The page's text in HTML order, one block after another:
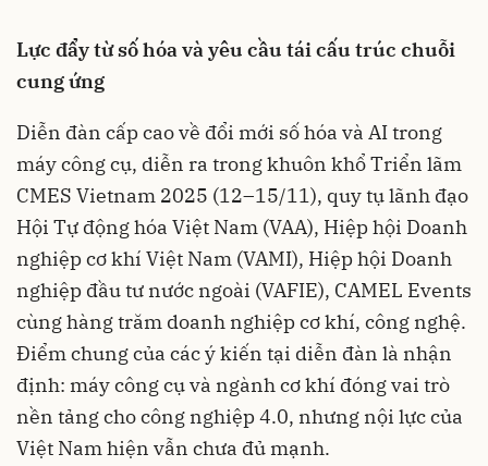
Lực đẩy từ số hóa và yêu cầu tái cấu trúc chuỗi
cung ứng
Diễn đàn cấp cao về đổi mới số hóa và AI trong
máy công cụ, diễn ra trong khuôn khổ Triển lãm
CMES Vietnam 2025 (12–15/11), quy tụ lãnh đạo
Hội Tự động hóa Việt Nam (VAA), Hiệp hội Doanh
nghiệp cơ khí Việt Nam (VAMI), Hiệp hội Doanh
nghiệp đầu tư nước ngoài (VAFIE), CAMEL Events
cùng hàng trăm doanh nghiệp cơ khí, công nghệ.
Điểm chung của các ý kiến tại diễn đàn là nhận
định: máy công cụ và ngành cơ khí đóng vai trò
nền tảng cho công nghiệp 4.0, nhưng nội lực của
Việt Nam hiện vẫn chưa đủ mạnh.